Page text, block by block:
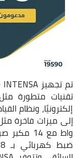
تقنيات متطورة
إلكترونيًا، ونظام
واط مع